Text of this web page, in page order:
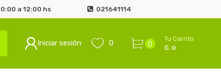
a 12:00 hs 021641114
Iniciar sesión 0 0
Tu Carrito
₲. 0